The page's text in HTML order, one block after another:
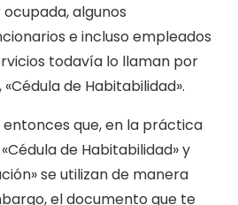
algunos
e incluso empleados
todavía lo llaman por
de Habitabilidad».
que, en la práctica
de Habitabilidad» y
se utilizan de manera
el documento que te